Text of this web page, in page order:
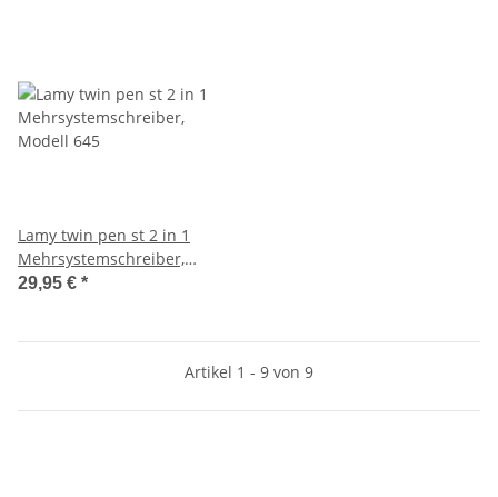
Lamy twin pen st 2 in 1
Mehrsystemschreiber,
Modell 645
29,95 € *
Artikel 1 - 9 von 9